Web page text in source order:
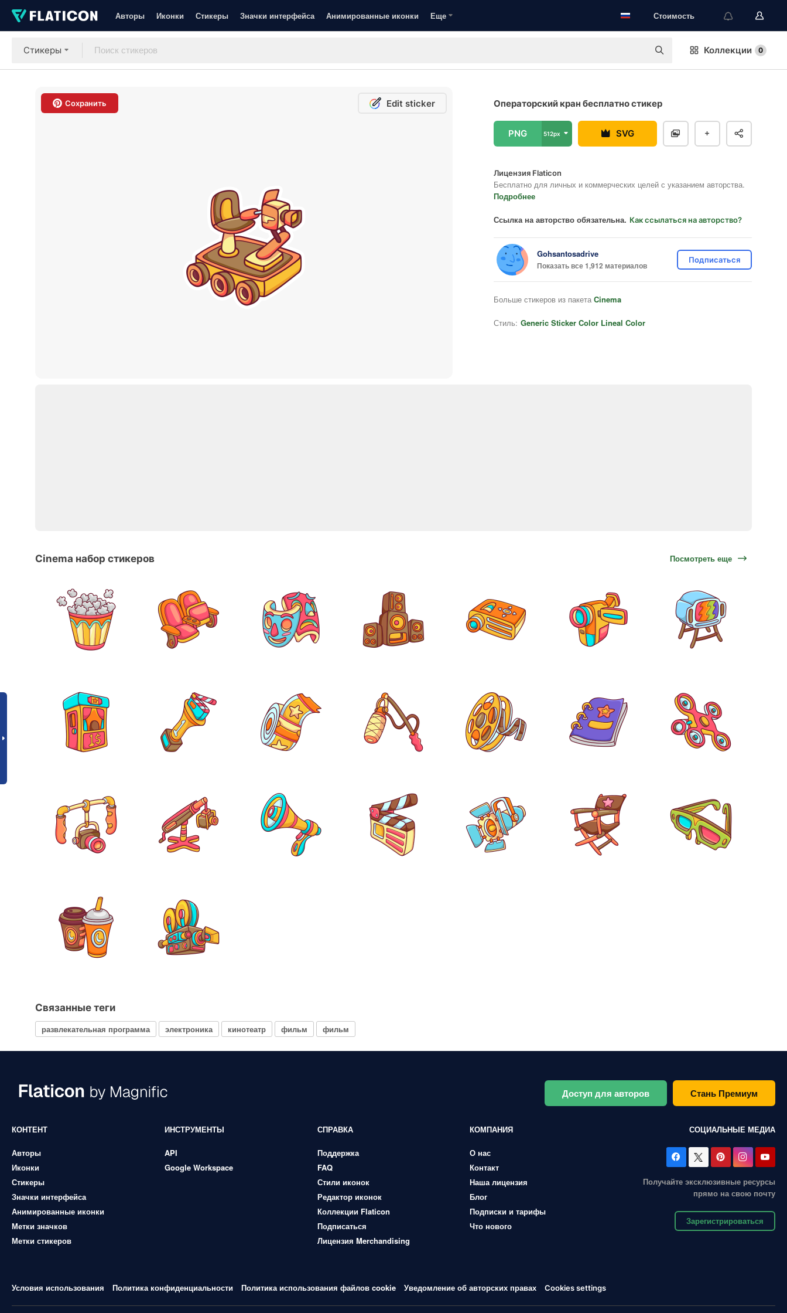
Авторы Иконки Стикеры Значки интерфейса Анимированные иконки Еще Стоимость
Стикеры Коллекции 0
Сохранить Edit sticker Операторский кран бесплатно стикер
PNG 512px SVG
Лицензия Flaticon
Бесплатно для личных и коммерческих целей с указанием авторства.
Подробнее
Ссылка на авторство обязательна. Как ссылаться на авторство?
Gohsantosadrive
Показать все 1,912 материалов
Подписаться
Больше стикеров из пакета Cinema
Стиль: Generic Sticker Color Lineal Color
Cinema набор стикеров Посмотреть еще
Связанные теги
развлекательная программа электроника кинотеатр фильм фильм
Доступ для авторов Стань Премиум
КОНТЕНТ
Авторы
Иконки
Стикеры
Значки интерфейса
Анимированные иконки
Метки значков
Метки стикеров
ИНСТРУМЕНТЫ
API
Google Workspace
СПРАВКА
Поддержка
FAQ
Стили иконок
Редактор иконок
Коллекции Flaticon
Подписаться
Лицензия Merchandising
КОМПАНИЯ
О нас
Контакт
Наша лицензия
Блог
Подписки и тарифы
Что нового
СОЦИАЛЬНЫЕ МЕДИА
Получайте эксклюзивные ресурсы
прямо на свою почту
Зарегистрироваться
Условия использования Политика конфиденциальности Политика использования файлов cookie Уведомление об авторских правах Cookies settings